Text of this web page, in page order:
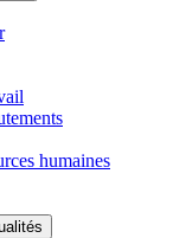
humaines